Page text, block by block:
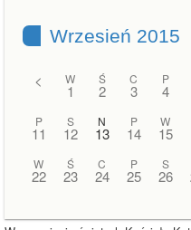
Wrzesień 2015
< W
1
Ś
2
C
3
P
4
P
11
S
12
N
13
P
14
W
15
W
22
Ś
23
C
24
P
25
S
26